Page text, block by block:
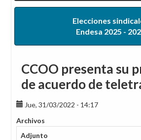
Elecciones
Endesa 2025 -
CCOO presenta su
de acuerdo de
Jue, 31/03/2022 - 14:17
Archivos
Adjunto